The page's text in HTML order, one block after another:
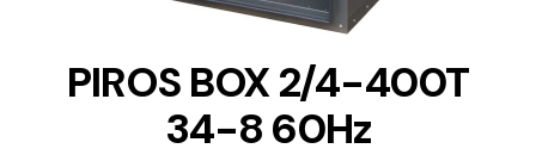
PIROS BOX 2/4-400T
34-8 60Hz